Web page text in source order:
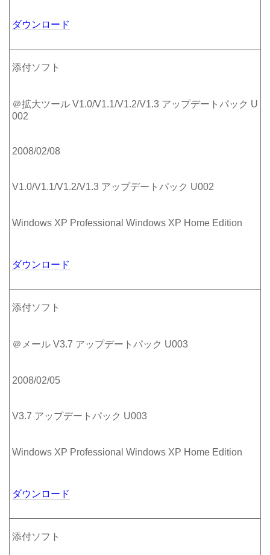
ダウンロード
添付ソフト
＠拡大ツール V1.0/V1.1/V1.2/V1.3 アップデートパック U
002
2008/02/08
V1.0/V1.1/V1.2/V1.3 アップデートパック U002
Windows XP Professional Windows XP Home Edition
ダウンロード
添付ソフト
＠メール V3.7 アップデートパック U003
2008/02/05
V3.7 アップデートパック U003
Windows XP Professional Windows XP Home Edition
ダウンロード
添付ソフト